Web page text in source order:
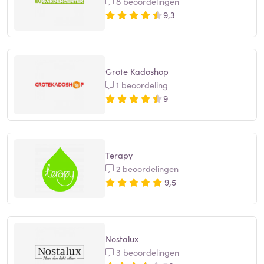
9,3
Grote Kadoshop
1 beoordeling
9
Terapy
2 beoordelingen
9,5
Nostalux
3 beoordelingen